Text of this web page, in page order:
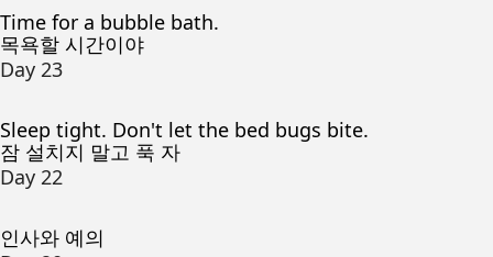
Time for a bubble bath.
목욕할 시간이야
Day 23
Sleep tight. Don't let the bed bugs bite.
잠 설치지 말고 푹 자
Day 22
인사와 예의